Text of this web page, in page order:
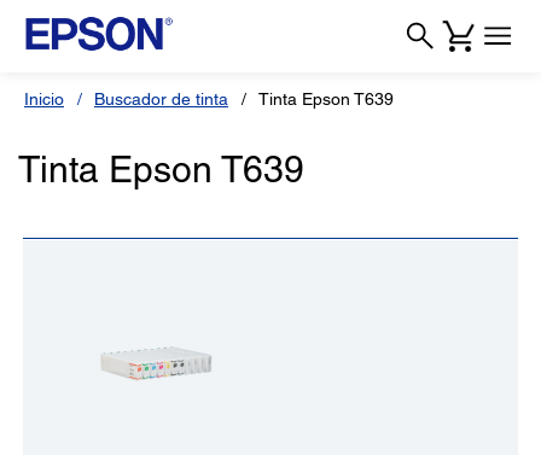
Inicio Buscador de tinta Tinta Epson T639
Tinta Epson T639